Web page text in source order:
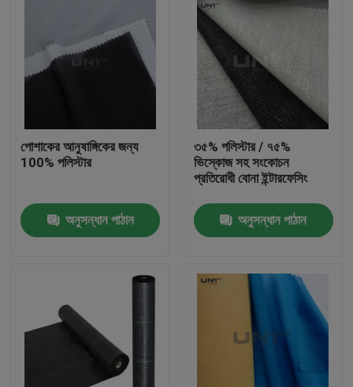
পণ্য
আমাদের সম্পর্কে
পোশাকের আনুষাঙ্গিকের জন্য
100% পলিস্টার
অনুসন্ধান পাঠান
৩৫% পলিস্টার / ৭৫%
ভিস্কোজ সহ সংকোচন
প্রতিরোধী বোনা ইন্টারফেসিং
অনুসন্ধান পাঠান